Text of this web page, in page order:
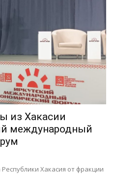
из Хакасии
международный
Хакасия от фракции